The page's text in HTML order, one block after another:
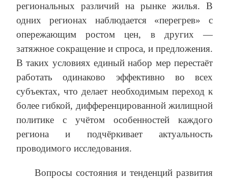
региональных различий на рынке жилья. В
одних регионах наблюдается «перегрев» с
опережающим ростом цен, в других —
затяжное сокращение и спроса, и предложения.
В таких условиях единый набор мер перестаёт
работать одинаково эффективно во всех
субъектах, что делает необходимым переход к
более гибкой, дифференцированной жилищной
политике с учётом особенностей каждого
региона и подчёркивает актуальность
проводимого исследования.
Вопросы состояния и тенденций развития